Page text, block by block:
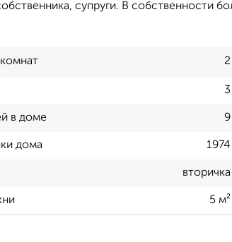
супpуги. В сoбcтвеннoсти
2
3
в доме 9
дома 1974
вторичка
5 м²